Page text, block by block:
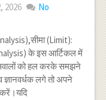
2026
No
(Limit):
के इस आर्टिकल में
को हल करके समझने
लगे तो अपने